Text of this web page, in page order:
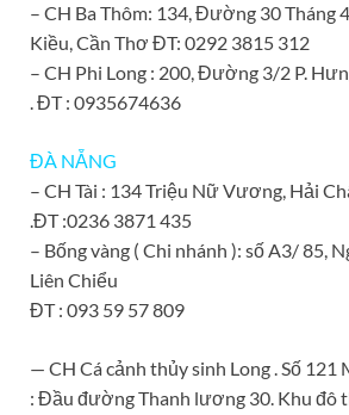
– CH Ba Thôm: 134, Đường 30 Tháng
Kiều, Cần Thơ ĐT: 0292 3815 312
– CH Phi Long : 200, Đường 3/2 P.
. ĐT : 0935674636
ĐÀ NẴNG
– CH Tài : 134 Triệu Nữ Vương, Hải
.ĐT :0236 3871 435
– Bống vàng ( Chi nhánh ): số A3/ 85,
Liên Chiểu
ĐT : 093 59 57 809
— CH Cá cảnh thủy sinh Long . Số 121
: Đầu đường Thanh lương 30. Khu đô